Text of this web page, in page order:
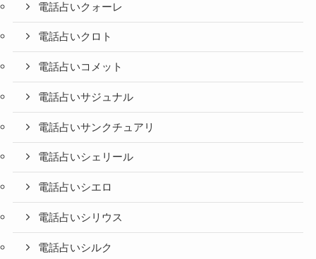
電話占いクォーレ
電話占いクロト
電話占いコメット
電話占いサジュナル
電話占いサンクチュアリ
電話占いシェリール
電話占いシエロ
電話占いシリウス
電話占いシルク